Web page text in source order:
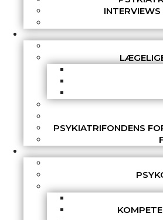
PSYKIATRIFONDENS